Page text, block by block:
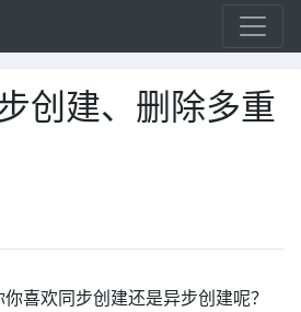
创建、删除多重
喜欢同步创建还是异步创建呢？